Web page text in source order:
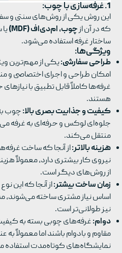
1. غرفه‌سازی با چوب:
این روش یکی از روش‌های سنتی و
که در آن ازچوب، ام‌دی‌اف (MDF)
ساختار غرفه استفاده می‌شود.
ویژگی‌ها:
طراحی سفارشی:یکی از مهم‌ترین
امکان طراحی و اجرای اختصاصی و
غرفه‌ها کاملاً قابل تطبیق با
هستند.
کیفیت و جذابیت بصری بالا:چوب
جلوه‌ای لوکس و حرفه‌ای به غرفه
منتقل می‌کند.
هزینه بالاتر:از آنجا که ساخت
نیروی کار بیشتری دارد، معمولاً
از روش‌های دیگر است.
زمان ساخت بیشتر:از آنجا که این
اساس نیاز مشتری ساخته
نیز طولانی‌تر است.
دوام:غرفه‌های چوبی بسته به
مقاوم و بادوام باشند اما معمولاً به
نمایشگاه‌های کوتاه‌مدت استفاده